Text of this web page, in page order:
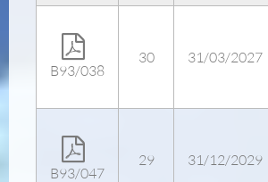
B93/038
30 31/03/2027
B93/047
29 31/12/2029